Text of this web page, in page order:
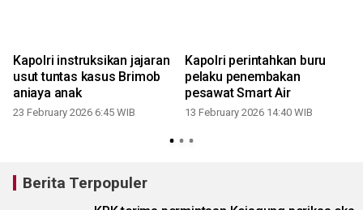
Kapolri instruksikan jajaran
usut tuntas kasus Brimob
aniaya anak
23 February 2026 6:45 WIB
Kapolri perintahkan buru
pelaku penembakan
pesawat Smart Air
13 February 2026 14:40 WIB
Berita Terpopuler